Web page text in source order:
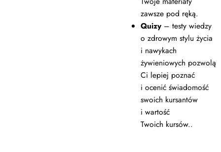
zawsze pod ręką.
Quizy – testy wiedzy
o zdrowym stylu życia
i nawykach
żywieniowych pozwolą
Ci lepiej poznać
i ocenić świadomość
swoich kursantów
i wartość
Twoich kursów..